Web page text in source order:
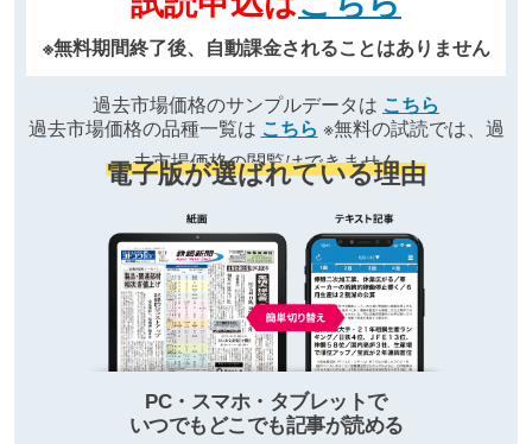
※無料期間終了後、自動課金されることはありません
過去市場価格のサンプルデータは こちら
過去市場価格の品種一覧は こちら ※無料の試読では、過
去市場価格の閲覧はできません
電子版が選ばれている理由
PC・スマホ・タブレットで
いつでもどこでも記事が読める